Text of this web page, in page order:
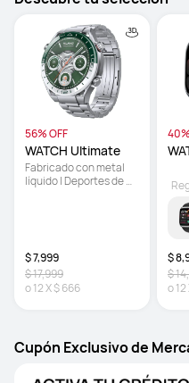
56% OFF
WATCH Ultimate
Fabricado con metal
líquido | Deportes de
$ 7,999
$ 17,999
o12X$ 666
$
$
o12
Cupón Exclusivo de